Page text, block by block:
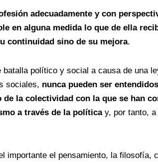
adecuadamente y con
en alguna medida lo que de ella
continuidad sino de su mejora.
político y social a causa de una
sociales, nunca pueden ser
la colectividad con la que se han
a través de la políticay, por tanto, a
el pensamiento, la filosofía,